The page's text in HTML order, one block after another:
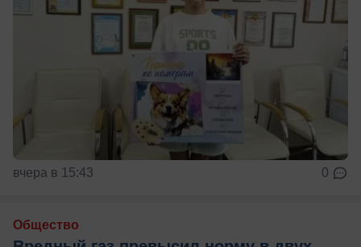
вчера в 15:43 0
Общество